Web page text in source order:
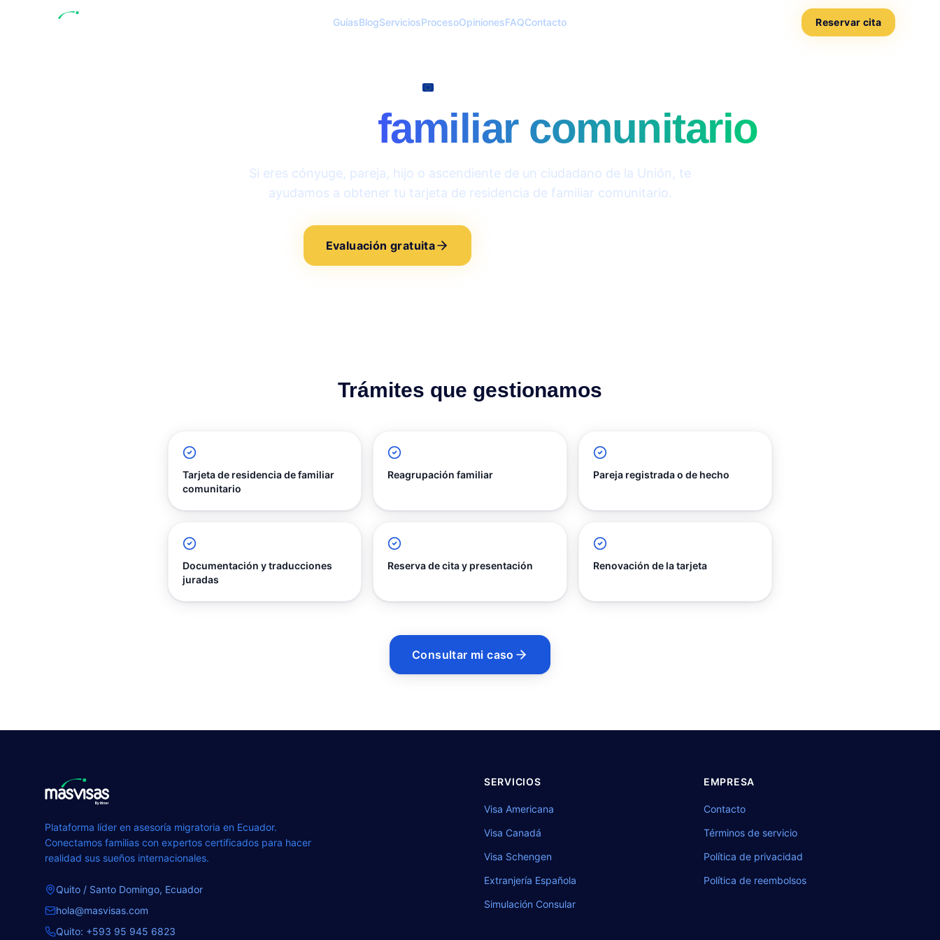
GuíasBlogServiciosProcesoOpinionesFAQContacto Reservar cita
familiar comunitario
Si eres cónyuge, pareja, hijo o ascendiente de un ciudadano de la Unión, te
ayudamos a obtener tu tarjeta de residencia de familiar comunitario.
Evaluación gratuita
Trámites que gestionamos
Tarjeta de residencia de familiar
comunitario
Reagrupación familiar Pareja registrada o de hecho
Documentación y traducciones
juradas
Reserva de cita y presentación Renovación de la tarjeta
Consultar mi caso
Plataforma líder en asesoría migratoria en Ecuador.
Conectamos familias con expertos certificados para hacer
realidad sus sueños internacionales.
Quito / Santo Domingo, Ecuador
hola@masvisas.com
Quito: +593 95 945 6823
SERVICIOS
Visa Americana
Visa Canadá
Visa Schengen
Extranjería Española
Simulación Consular
EMPRESA
Contacto
Términos de servicio
Política de privacidad
Política de reembolsos